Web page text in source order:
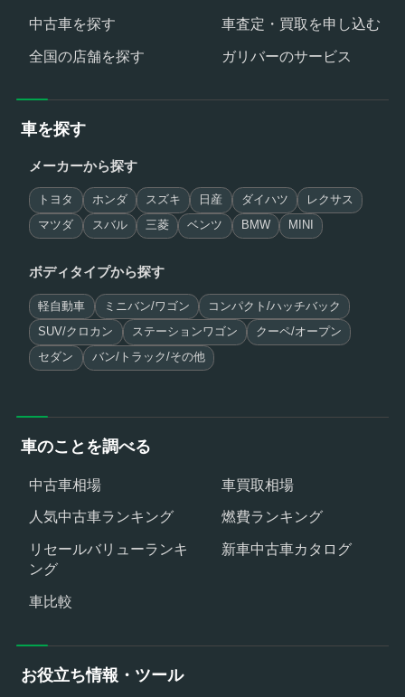
中古車を探す
車査定・買取を申し込む
全国の店舗を探す
ガリバーのサービス
車を探す
メーカーから探す
トヨタ ホンダ スズキ 日産 ダイハツ レクサス
マツダ スバル 三菱 ベンツ BMW MINI
ボディタイプから探す
軽自動車 ミニバン/ワゴン コンパクト/ハッチバック
SUV/クロカン ステーションワゴン クーペ/オープン
セダン バン/トラック/その他
車のことを調べる
中古車相場
車買取相場
人気中古車ランキング
燃費ランキング
リセールバリューランキ
ング
新車中古車カタログ
車比較
お役立ち情報・ツール